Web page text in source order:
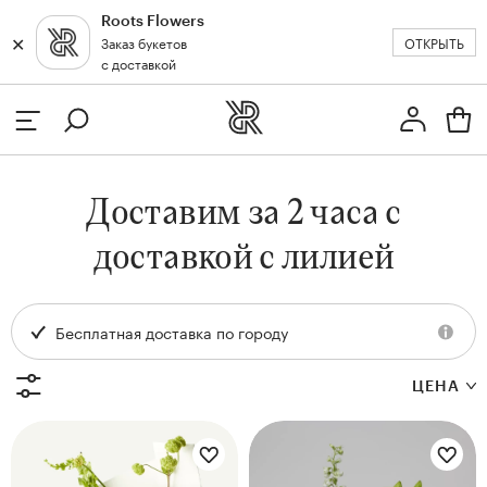
✕
Roots Flowers
Заказ букетов
с доставкой
ОТКРЫТЬ
Профиль
Вход или регистрация
Москва
✕
Доставим за 2 часа с
доставкой с лилией
Бесплатная доставка по городу
ЦЕНА